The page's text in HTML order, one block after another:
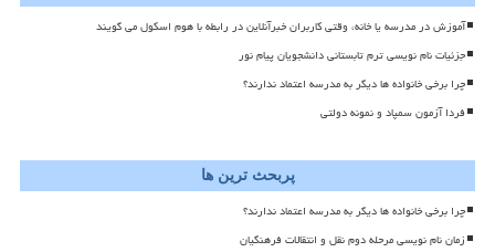
آموزش در مدرسه یا خانه، وقتی کاربران خبرآنلاین در رابطه با هوم اسکول می گویند
جزئیات نام نویسی ترم تابستانی دانشجویان پیام نور
چرا برخی خانواده ها دیگر به مدرسه اعتماد ندارند؟
فردا آزمون سمپاد و نمونه دولتی
پربحث ترین ها
چرا برخی خانواده ها دیگر به مدرسه اعتماد ندارند؟
زمان نام نویسی مرحله دوم نقل و انتقالات فرهنگیان